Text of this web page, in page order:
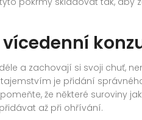
a zachovají si svoji chuť,
je přidání
že některé suroviny
až při ohřívání.